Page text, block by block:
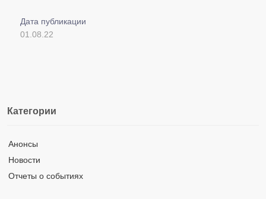
Дата публикации
01.08.22
Категории
Анонсы
Новости
Отчеты о событиях